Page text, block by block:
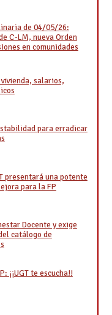
de 04/05/26:
C-LM, nueva Orden
en comunidades
salarios,
para erradicar
presentará una potente
para la FP
Docente y exige
catálogo de
¡¡UGT te escucha!!